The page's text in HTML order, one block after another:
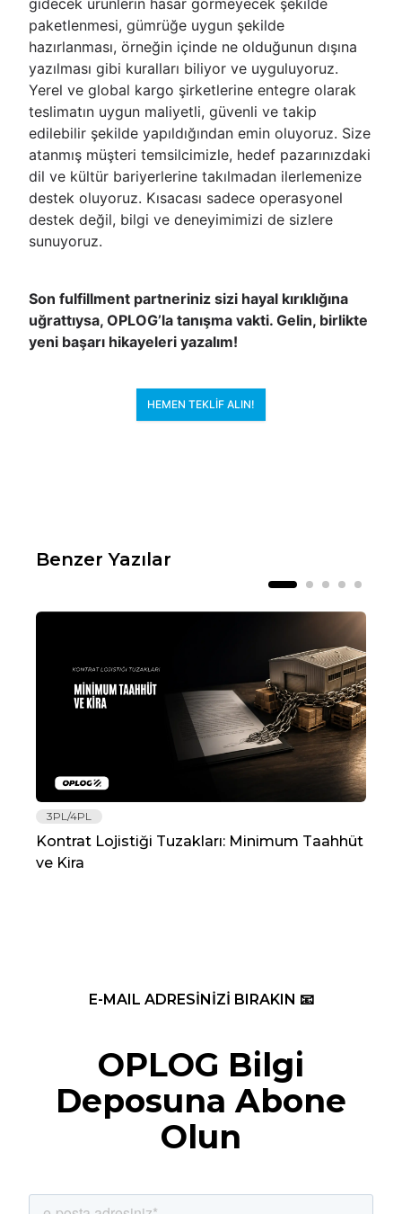
paketlenmesi, gümrüğe uygun şekilde
hazırlanması, örneğin içinde ne olduğunun dışına
yazılması gibi kuralları biliyor ve uyguluyoruz.
Yerel ve global kargo şirketlerine entegre olarak
teslimatın uygun maliyetli, güvenli ve takip
edilebilir şekilde yapıldığından emin oluyoruz. Size
atanmış müşteri temsilcimizle, hedef pazarınızdaki
dil ve kültür bariyerlerine takılmadan ilerlemenize
destek oluyoruz. Kısacası sadece operasyonel
destek değil, bilgi ve deneyimimizi de sizlere
sunuyoruz.
Son fulfillment partneriniz sizi hayal kırıklığına
uğrattıysa, OPLOG’la tanışma vakti. Gelin, birlikte
yeni başarı hikayeleri yazalım!
HEMEN TEKLIF ALIN!
Benzer Yazılar
3PL/4PL
Kontrat Lojistiği Tuzakları: Minimum Taahhüt
ve Kira
E-MAIL ADRESİNİZİ BIRAKIN 📧
OPLOG Bilgi
Deposuna Abone
Olun